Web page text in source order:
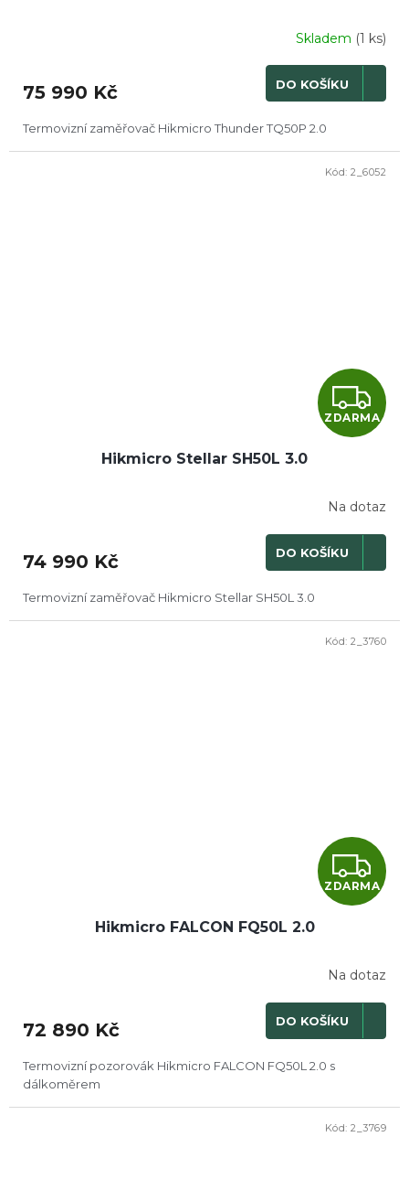
R
M
Skladem (1 ks)
75 990 Kč DO KOŠÍKU
Termovizní zaměřovač Hikmicro Thunder TQ50P 2.0
Z
D
R
M
ZDARMA
Hikmicro Stellar SH50L 3.0
Na dotaz
74 990 Kč DO KOŠÍKU
Termovizní zaměřovač Hikmicro Stellar SH50L 3.0
Kód: 2_6052
Z
D
R
M
ZDARMA
Hikmicro FALCON FQ50L 2.0
Na dotaz
72 890 Kč DO KOŠÍKU
Termovizní pozorovák Hikmicro FALCON FQ50L 2.0 s
dálkoměrem
Kód: 2_3760
Kód: 2_3769